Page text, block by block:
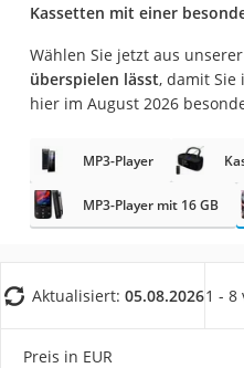
Kassetten mit einer
Wählen Sie jetzt aus
überspielen lässt, damit Sie
hier im August 2026
MP3-Player
MP3-Player mit 16 GB
Aktualisiert: 05.08.20261 - 8
Preis in EUR